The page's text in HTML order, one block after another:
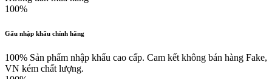
100%
Gấu nhập khẩu chính hãng
100% Sản phẩm nhập khẩu cao cấp. Cam kết không bán hàng Fake,
VN kém chất lượng.